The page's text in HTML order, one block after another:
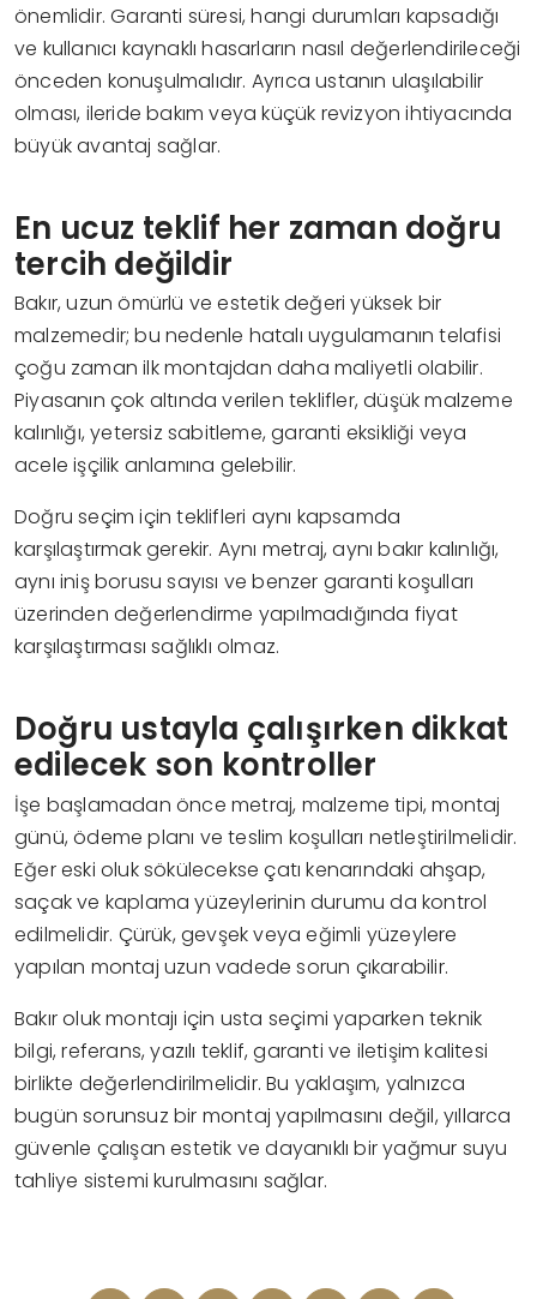
önemlidir. Garanti süresi, hangi durumları kapsadığı
ve kullanıcı kaynaklı hasarların nasıl değerlendirileceği
önceden konuşulmalıdır. Ayrıca ustanın ulaşılabilir
olması, ileride bakım veya küçük revizyon ihtiyacında
büyük avantaj sağlar.
En ucuz teklif her zaman doğru
tercih değildir
Bakır, uzun ömürlü ve estetik değeri yüksek bir
malzemedir; bu nedenle hatalı uygulamanın telafisi
çoğu zaman ilk montajdan daha maliyetli olabilir.
Piyasanın çok altında verilen teklifler, düşük malzeme
kalınlığı, yetersiz sabitleme, garanti eksikliği veya
acele işçilik anlamına gelebilir.
Doğru seçim için teklifleri aynı kapsamda
karşılaştırmak gerekir. Aynı metraj, aynı bakır kalınlığı,
aynı iniş borusu sayısı ve benzer garanti koşulları
üzerinden değerlendirme yapılmadığında fiyat
karşılaştırması sağlıklı olmaz.
Doğru ustayla çalışırken dikkat
edilecek son kontroller
İşe başlamadan önce metraj, malzeme tipi, montaj
günü, ödeme planı ve teslim koşulları netleştirilmelidir.
Eğer eski oluk sökülecekse çatı kenarındaki ahşap,
saçak ve kaplama yüzeylerinin durumu da kontrol
edilmelidir. Çürük, gevşek veya eğimli yüzeylere
yapılan montaj uzun vadede sorun çıkarabilir.
Bakır oluk montajı için usta seçimi yaparken teknik
bilgi, referans, yazılı teklif, garanti ve iletişim kalitesi
birlikte değerlendirilmelidir. Bu yaklaşım, yalnızca
bugün sorunsuz bir montaj yapılmasını değil, yıllarca
güvenle çalışan estetik ve dayanıklı bir yağmur suyu
tahliye sistemi kurulmasını sağlar.